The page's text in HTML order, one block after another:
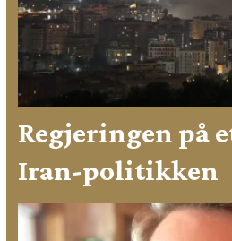
Regjeringen på
Iran-politikken